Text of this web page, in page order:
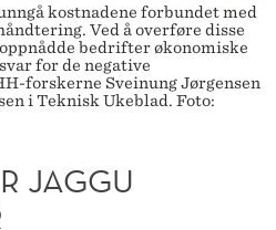
kostnadene forbundet med
Ved å overføre disse
bedrifter økonomiske
for de negative
forskerne Sveinung Jørgensen
i Teknisk Ukeblad. Foto:
JAGGU